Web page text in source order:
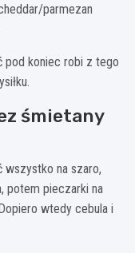
parmezan
pod koniec robi z tego
śmietany
na szaro,
potem pieczarki na
wtedy cebula i